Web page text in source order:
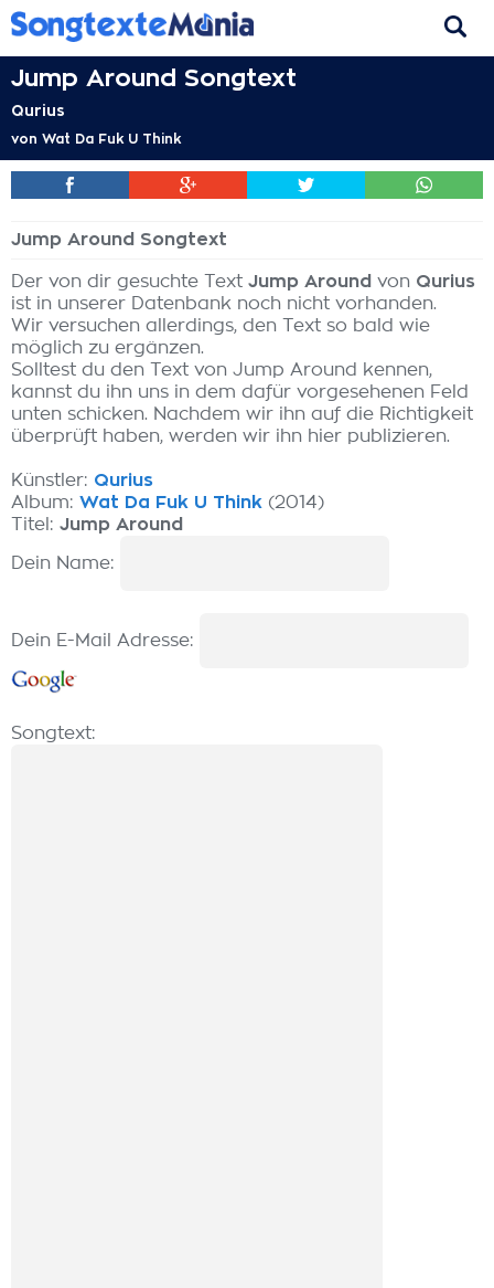
Jump Around Songtext
Qurius
von Wat Da Fuk U Think
Jump Around Songtext
Der von dir gesuchte Text Jump Around von Qurius
ist in unserer Datenbank noch nicht vorhanden.
Wir versuchen allerdings, den Text so bald wie
möglich zu ergänzen.
Solltest du den Text von Jump Around kennen,
kannst du ihn uns in dem dafür vorgesehenen Feld
unten schicken. Nachdem wir ihn auf die Richtigkeit
überprüft haben, werden wir ihn hier publizieren.
Künstler: Qurius
Album: Wat Da Fuk U Think (2014)
Titel: Jump Around
Dein Name:
Dein E-Mail Adresse:
Songtext: